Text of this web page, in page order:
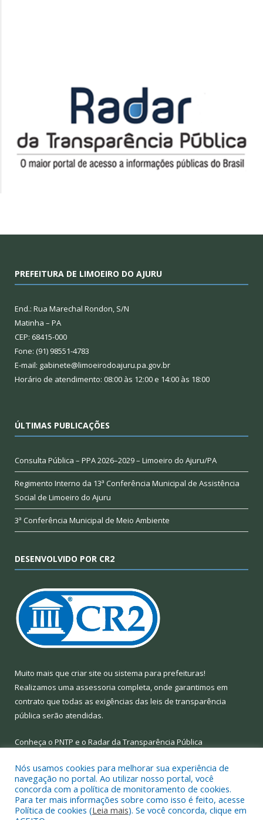
PREFEITURA DE LIMOEIRO DO AJURU
End.: Rua Marechal Rondon, S/N
Matinha – PA
CEP: 68415-000
Fone: (91) 98551-4783
E-mail: gabinete@limoeirodoajuru.pa.gov.br
Horário de atendimento: 08:00 às 12:00 e 14:00 às 18:00
ÚLTIMAS PUBLICAÇÕES
Consulta Pública – PPA 2026–2029 – Limoeiro do Ajuru/PA
Regimento Interno da 13ª Conferência Municipal de Assistência
Social de Limoeiro do Ajuru
3ª Conferência Municipal de Meio Ambiente
DESENVOLVIDO POR CR2
Muito mais que criar site ou sistema para prefeituras!
Realizamos uma assessoria completa, onde garantimos em
contrato que todas as exigências das leis de transparência
pública serão atendidas.
Conheça o PNTP e o Radar da Transparência Pública
Todos os direitos reservados a Prefeitura Municipal de Limoeiro
do Ajuru.
Nós usamos cookies para melhorar sua experiência de
navegação no portal. Ao utilizar nosso portal, você
concorda com a política de monitoramento de cookies.
Para ter mais informações sobre como isso é feito, acesse
Política de cookies (Leia mais). Se você concorda, clique em